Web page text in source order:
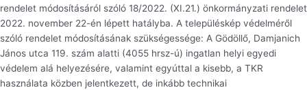
rendelet módosításáról szóló 18/2022. (XI.21.) önkormányzati rendelet
2022. november 22-én lépett hatályba. A településkép védelméről
szóló rendelet módosításának szükségessége: A Gödöllő, Damjanich
János utca 119. szám alatti (4055 hrsz-ú) ingatlan helyi egyedi
védelem alá helyezésére, valamint egyúttal a kisebb, a TKR
használata közben jelentkezett, de inkább technikai